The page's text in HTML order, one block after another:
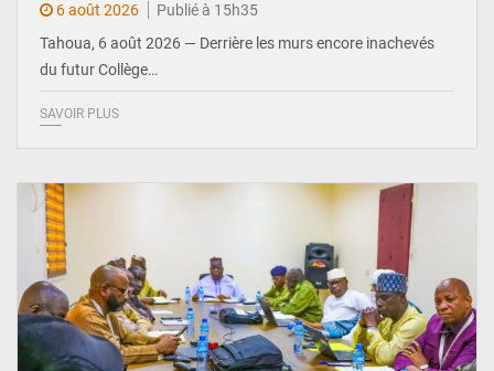
6 août 2026
Publié à 15h35
Tahoua, 6 août 2026 — Derrière les murs encore inachevés
du futur Collège…
SAVOIR PLUS